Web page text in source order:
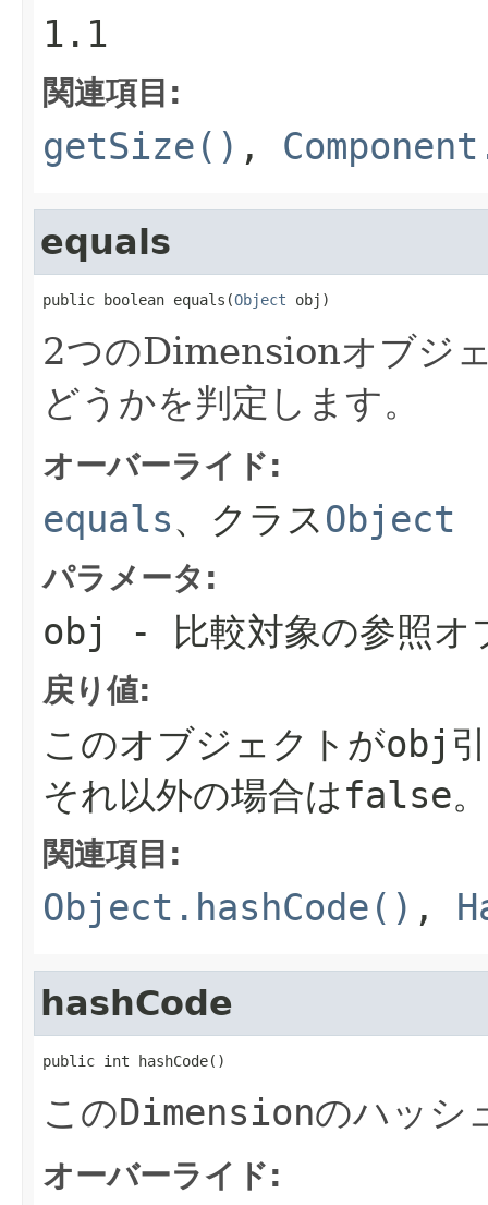
1.1
関連項目:
getSize() ,
equals
public boolean equals(Object obj)
2つのDimensionオブジ
どうかを判定します。
オーバーライド:
equals、クラスObject
パラメータ:
obj - 比較対象の参照オ
戻り値:
このオブジェクトがobj
それ以外の場合はfalse。
関連項目:
Object.hashCode() ,
hashCode
public int hashCode()
このDimensionのハッシ
オーバーライド: